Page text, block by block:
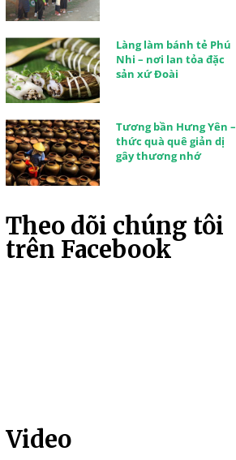
Làng làm bánh tẻ Phú
Nhi – nơi lan tỏa đặc
sản xứ Đoài
Tương bần Hưng Yên –
thức quà quê giản dị
gây thương nhớ
Theo dõi chúng tôi
trên Facebook
Video